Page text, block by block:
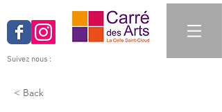
Suivez nous :
< Back